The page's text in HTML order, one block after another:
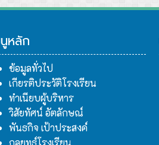
หลัก
ข้อมูลทั่วไป
เกียรติประวัติโรงเรียน
ทำเนียบผู้บริหาร
วิสัยทัศน์ อัตลักษณ์
พันธกิจ เป้าประสงค์